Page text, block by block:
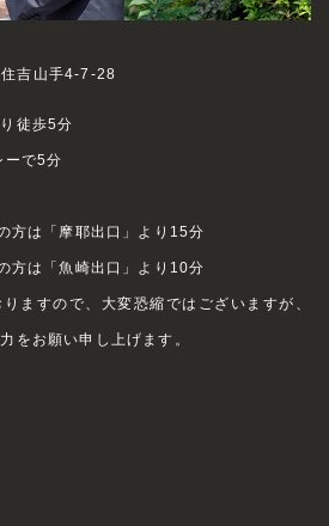
吉山手4-7-28
徒歩5分
ーで5分
は「摩耶出口」より15分
は「魚崎出口」より10分
ますので、大変恐縮ではございますが、
をお願い申し上げます。